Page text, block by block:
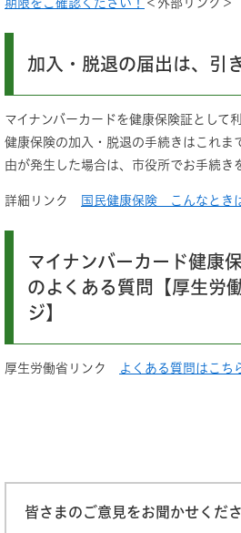
期限をご確認ください！
＜外部リンク＞
加入・脱退の届出は、引
マイナンバーカードを健康保険証として
健康保険の加入・脱退の手続きはこれま
由が発生した場合は、市役所でお手続き
詳細リンク 国民健康保険 こんなとき
マイナンバーカード健康
のよくある質問【厚生労
ジ】
厚生労働省リンク よくある質問はこち
皆さまのご意見をお聞かせくだ